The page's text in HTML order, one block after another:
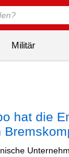
Militär
hat die